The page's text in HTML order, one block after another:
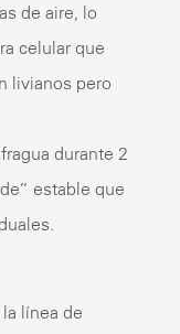
de aire, lo
celular que
livianos pero
durante 2
estable que
línea de